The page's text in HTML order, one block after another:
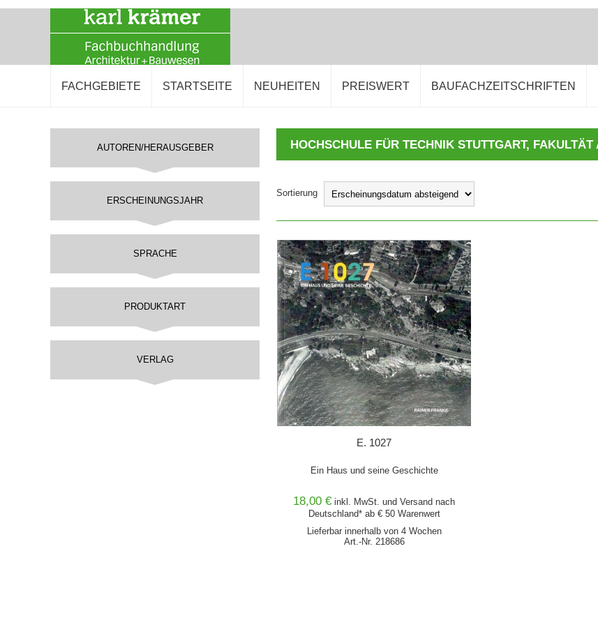
FACHGEBIETE STARTSEITE NEUHEITEN PREISWERT BAUFACHZEITSCHRIFTEN
Sortierung
E. 1027
Ein Haus und seine Geschichte
18,00 € inkl. MwSt. undVersand nach
Deutschland* ab € 50 Warenwert
Lieferbar innerhalb von 4 Wochen
Art.-Nr. 218686
IN DEN WARENKORB
AUTOREN/HERAUSGEBER
ERSCHEINUNGSJAHR
SPRACHE
PRODUKTART
VERLAG